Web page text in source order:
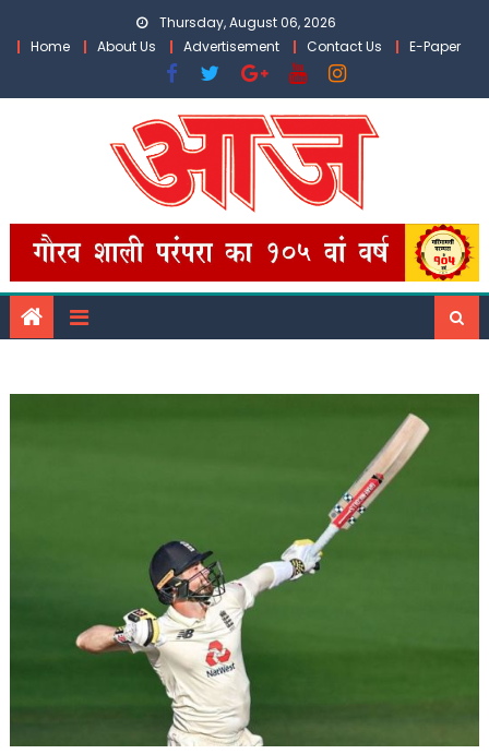
Thursday, August 06, 2026
Home
About Us Advertisement Contact Us E-Paper